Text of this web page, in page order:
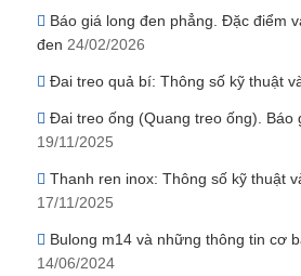
Báo giá long đen phẳng. Đặc điểm
đen 24/02/2026
Đai treo quả bí: Thông số kỹ thuật
Đai treo ống (Quang treo ống). Báo
19/11/2025
Thanh ren inox: Thông số kỹ thuật
17/11/2025
Bulong m14 và những thông tin cơ
14/06/2024